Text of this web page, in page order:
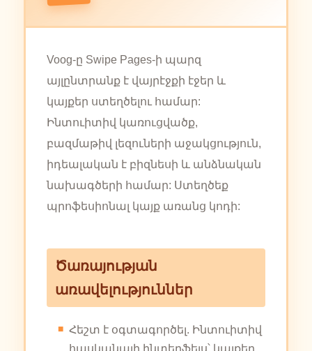
Voog-ը Swipe Pages-ի պարզ
այլընտրանք է վայրէջքի էջեր և
կայքեր ստեղծելու համար:
Ինտուիտիվ կառուցվածք,
բազմաթիվ լեզուների աջակցություն,
իդեալական է բիզնեսի և անձնական
նախագծերի համար: Ստեղծեք
պրոֆեսիոնալ կայք առանց կոդի:
Ծառայության
առավելություններ
Հեշտ է օգտագործել. Ինտուիտիվ